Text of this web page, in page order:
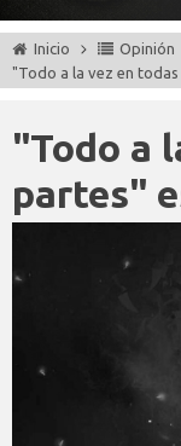
Inicio
Opinión
"Todo a la vez en
"Todo a
partes"